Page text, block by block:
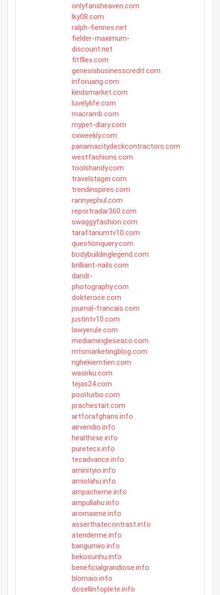
onlyfansheaven.com
lky08.com
ralph-fiennes.net
fielder-maximum-
discount.net
fitfllex.com
genesisbusinesscredit.com
inforuang.com
kindsmarket.com
luvelylife.com
macramb.com
mypet-diary.com
oxweekly.com
panamacitydeckcontractors.com
westfashions.com
toolshandy.com
travelstager.com
trendinspires.com
rannyephul.com
reportradar360.com
swaggyfashion.com
taraftariumtv10.com
questionquery.com
bodybuildinglegend.com
brilliant-nails.com
dandr-
photography.com
dokteroce.com
journal-francais.com
justintv10.com
lawyerule.com
mediamingleseaco.com
mtsmarketingblog.com
nghekiemtien.com
wasirku.com
tejas24.com
poolturbo.com
prachestait.com
artforafghans.info
airvendio.info
healthexe.info
puretecx.info
tecadvance.info
aminityio.info
amiolahu.info
ampacheme.info
ampullahu.info
aromaxme.info
asserthatecontrast.info
atenderme.info
bangumiio.info
bekosunhu.info
beneficialgrandiose.info
blomaio.info
dosellinfoplete.info